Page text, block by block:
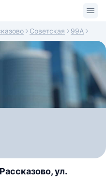
Советская 99А
ул.